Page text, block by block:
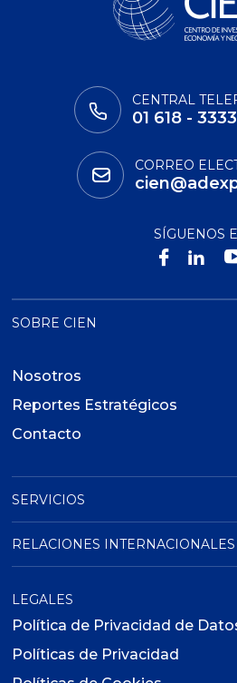
CENTRAL
01 618 - 3333
CORREO
SÍGUENOS
SOBRE CIEN
Nosotros
Reportes Estratégicos
Contacto
SERVICIOS
RELACIONES INTERNACIONALES
LEGALES
Política de Privacidad de
Políticas de Privacidad